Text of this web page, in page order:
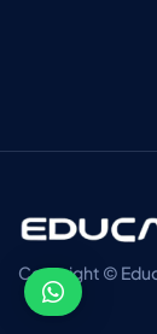
Copyright ©